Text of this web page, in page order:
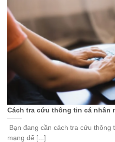
Cách tra cứu thông tin cá nhân
Bạn đang cần cách tra cứu thông
mạng để [...]